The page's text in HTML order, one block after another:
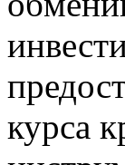
курса